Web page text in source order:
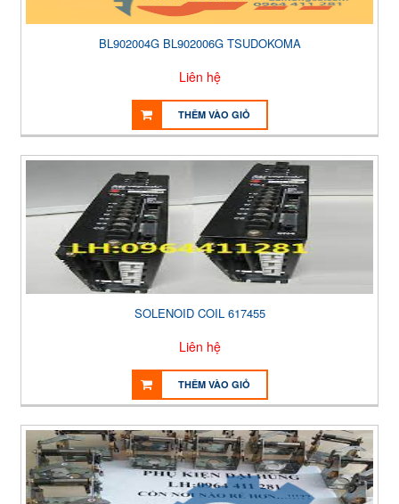
BL902004G BL902006G TSUDOKOMA
Liên hệ
THÊM VÀO GIỎ
SOLENOID COIL 617455
Liên hệ
THÊM VÀO GIỎ